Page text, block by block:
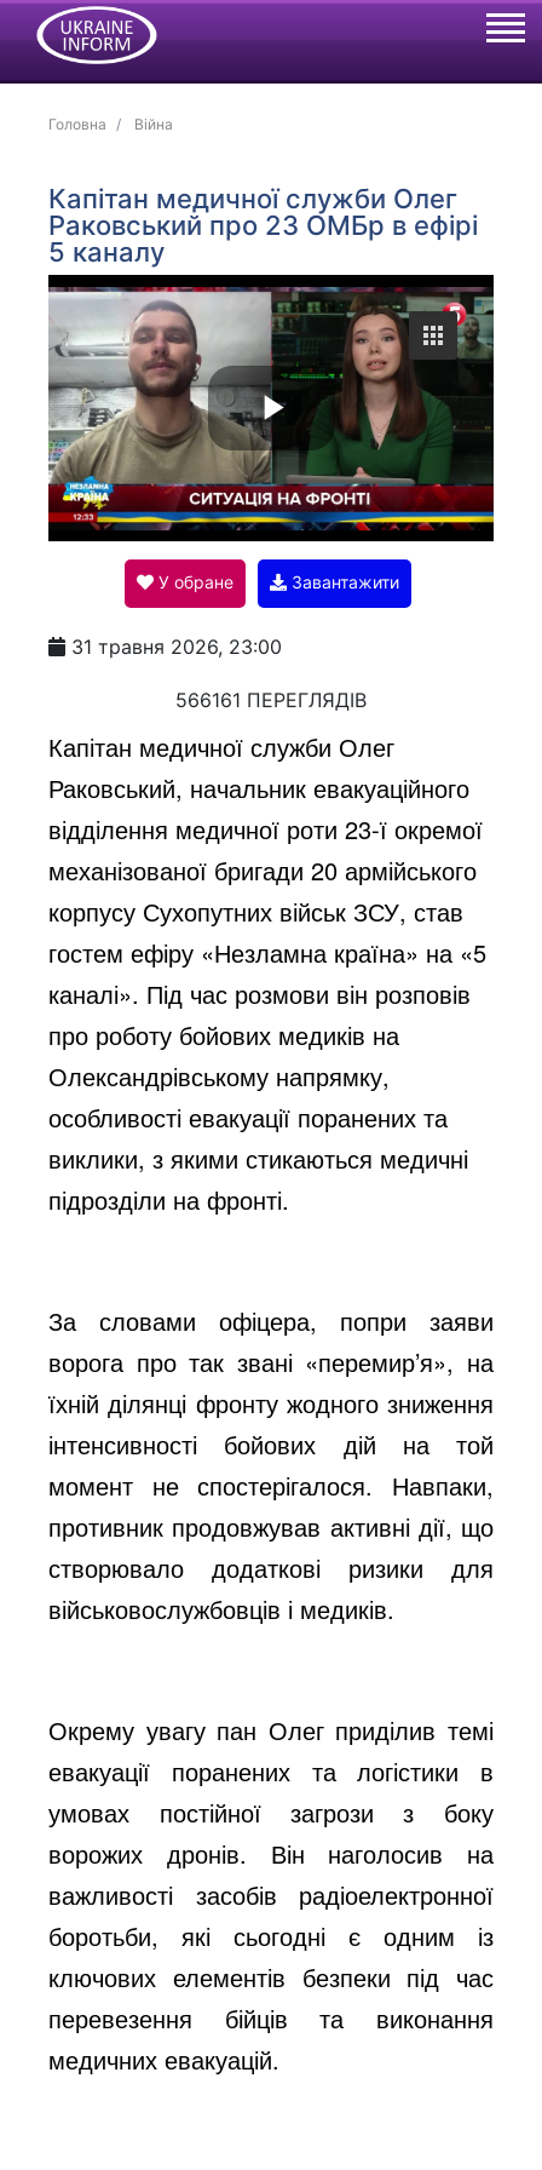
Головна Війна
Капітан медичної служби Олег
Раковський про 23 ОМБр в ефірі
5 каналу
P
l
a
y
V
i
d
e
o
У обране Завантажити
31 травня 2026, 23:00
566161 ПЕРЕГЛЯДІВ
Капітан медичної служби Олег
Раковський, начальник евакуаційного
відділення медичної роти 23-ї окремої
механізованої бригади 20 армійського
корпусу Сухопутних військ ЗСУ, став
гостем ефіру «Незламна країна» на «5
каналі». Під час розмови він розповів
про роботу бойових медиків на
Олександрівському напрямку,
особливості евакуації поранених та
виклики, з якими стикаються медичні
підрозділи на фронті.
За словами офіцера, попри заяви
ворога про так звані «перемир’я», на
їхній ділянці фронту жодного зниження
інтенсивності бойових дій на той
момент не спостерігалося. Навпаки,
противник продовжував активні дії, що
створювало додаткові ризики для
військовослужбовців і медиків.
Окрему увагу пан Олег приділив темі
евакуації поранених та логістики в
умовах постійної загрози з боку
ворожих дронів. Він наголосив на
важливості засобів радіоелектронної
боротьби, які сьогодні є одним із
ключових елементів безпеки під час
перевезення бійців та виконання
медичних евакуацій.